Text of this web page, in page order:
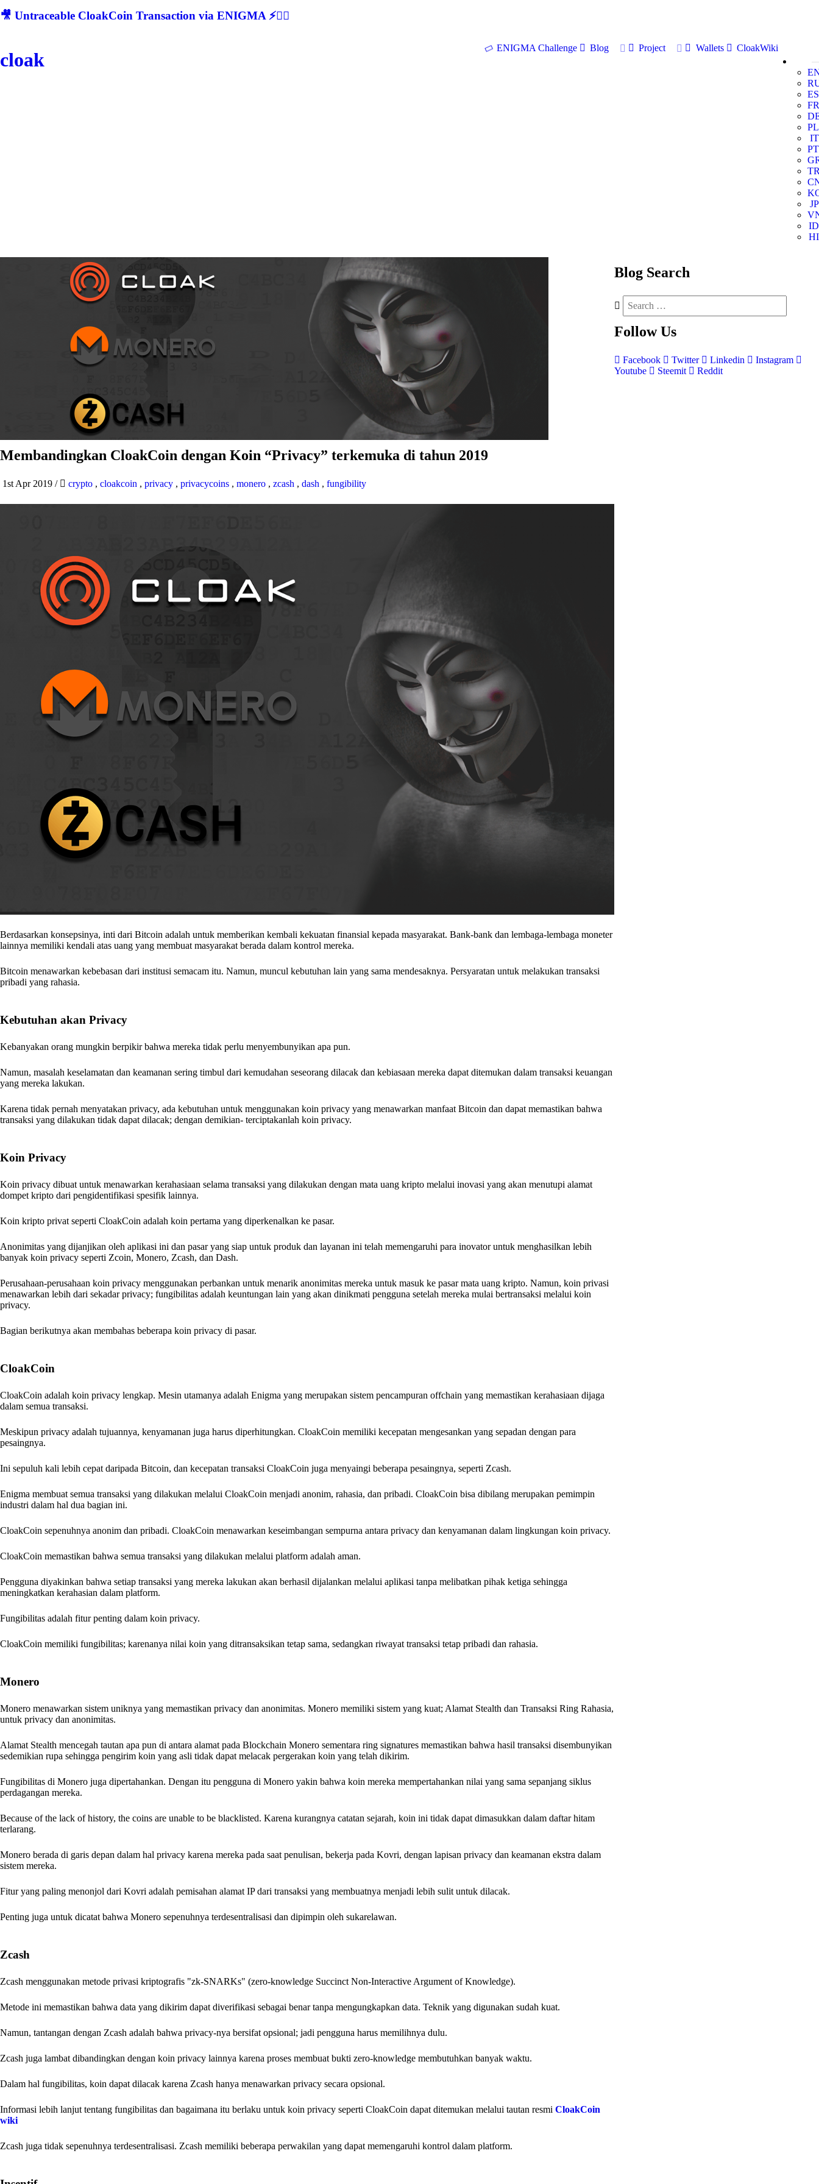
🎥 Untraceable CloakCoin Transaction via ENIGMA ⚡🕵‍♂
cloak
ENIGMA Challenge Blog Project Wallets
CloakWiki
ES
FR
PL
IT
PT
JP
ID
HI
Membandingkan CloakCoin dengan Koin “Privacy” terkemuka di tahun 2019
1st Apr 2019 / crypto , cloakcoin , privacy , privacycoins , monero , zcash , dash , fungibility
Berdasarkan konsepsinya, inti dari Bitcoin adalah untuk memberikan kembali kekuatan finansial kepada masyarakat. Bank-bank dan lembaga-lembaga moneter
lainnya memiliki kendali atas uang yang membuat masyarakat berada dalam kontrol mereka.
Bitcoin menawarkan kebebasan dari institusi semacam itu. Namun, muncul kebutuhan lain yang sama mendesaknya. Persyaratan untuk melakukan transaksi
pribadi yang rahasia.
Kebutuhan akan Privacy
Kebanyakan orang mungkin berpikir bahwa mereka tidak perlu menyembunyikan apa pun.
Namun, masalah keselamatan dan keamanan sering timbul dari kemudahan seseorang dilacak dan kebiasaan mereka dapat ditemukan dalam transaksi keuangan
yang mereka lakukan.
Karena tidak pernah menyatakan privacy, ada kebutuhan untuk menggunakan koin privacy yang menawarkan manfaat Bitcoin dan dapat memastikan bahwa
transaksi yang dilakukan tidak dapat dilacak; dengan demikian- terciptakanlah koin privacy.
Koin Privacy
Koin privacy dibuat untuk menawarkan kerahasiaan selama transaksi yang dilakukan dengan mata uang kripto melalui inovasi yang akan menutupi alamat
dompet kripto dari pengidentifikasi spesifik lainnya.
Koin kripto privat seperti CloakCoin adalah koin pertama yang diperkenalkan ke pasar.
Anonimitas yang dijanjikan oleh aplikasi ini dan pasar yang siap untuk produk dan layanan ini telah memengaruhi para inovator untuk menghasilkan lebih
banyak koin privacy seperti Zcoin, Monero, Zcash, dan Dash.
Perusahaan-perusahaan koin privacy menggunakan perbankan untuk menarik anonimitas mereka untuk masuk ke pasar mata uang kripto. Namun, koin privasi
menawarkan lebih dari sekadar privacy; fungibilitas adalah keuntungan lain yang akan dinikmati pengguna setelah mereka mulai bertransaksi melalui koin
privacy.
Bagian berikutnya akan membahas beberapa koin privacy di pasar.
CloakCoin
CloakCoin adalah koin privacy lengkap. Mesin utamanya adalah Enigma yang merupakan sistem pencampuran offchain yang memastikan kerahasiaan dijaga
dalam semua transaksi.
Meskipun privacy adalah tujuannya, kenyamanan juga harus diperhitungkan. CloakCoin memiliki kecepatan mengesankan yang sepadan dengan para
pesaingnya.
Ini sepuluh kali lebih cepat daripada Bitcoin, dan kecepatan transaksi CloakCoin juga menyaingi beberapa pesaingnya, seperti Zcash.
Enigma membuat semua transaksi yang dilakukan melalui CloakCoin menjadi anonim, rahasia, dan pribadi. CloakCoin bisa dibilang merupakan pemimpin
industri dalam hal dua bagian ini.
CloakCoin sepenuhnya anonim dan pribadi. CloakCoin menawarkan keseimbangan sempurna antara privacy dan kenyamanan dalam lingkungan koin privacy.
CloakCoin memastikan bahwa semua transaksi yang dilakukan melalui platform adalah aman.
Pengguna diyakinkan bahwa setiap transaksi yang mereka lakukan akan berhasil dijalankan melalui aplikasi tanpa melibatkan pihak ketiga sehingga
meningkatkan kerahasian dalam platform.
Fungibilitas adalah fitur penting dalam koin privacy.
CloakCoin memiliki fungibilitas; karenanya nilai koin yang ditransaksikan tetap sama, sedangkan riwayat transaksi tetap pribadi dan rahasia.
Monero
Monero menawarkan sistem uniknya yang memastikan privacy dan anonimitas. Monero memiliki sistem yang kuat; Alamat Stealth dan Transaksi Ring Rahasia,
untuk privacy dan anonimitas.
Alamat Stealth mencegah tautan apa pun di antara alamat pada Blockchain Monero sementara ring signatures memastikan bahwa hasil transaksi disembunyikan
sedemikian rupa sehingga pengirim koin yang asli tidak dapat melacak pergerakan koin yang telah dikirim.
Fungibilitas di Monero juga dipertahankan. Dengan itu pengguna di Monero yakin bahwa koin mereka mempertahankan nilai yang sama sepanjang siklus
perdagangan mereka.
Because of the lack of history, the coins are unable to be blacklisted. Karena kurangnya catatan sejarah, koin ini tidak dapat dimasukkan dalam daftar hitam
terlarang.
Monero berada di garis depan dalam hal privacy karena mereka pada saat penulisan, bekerja pada Kovri, dengan lapisan privacy dan keamanan ekstra dalam
sistem mereka.
Fitur yang paling menonjol dari Kovri adalah pemisahan alamat IP dari transaksi yang membuatnya menjadi lebih sulit untuk dilacak.
Penting juga untuk dicatat bahwa Monero sepenuhnya terdesentralisasi dan dipimpin oleh sukarelawan.
Zcash
Zcash menggunakan metode privasi kriptografis "zk-SNARKs" (zero-knowledge Succinct Non-Interactive Argument of Knowledge).
Metode ini memastikan bahwa data yang dikirim dapat diverifikasi sebagai benar tanpa mengungkapkan data. Teknik yang digunakan sudah kuat.
Namun, tantangan dengan Zcash adalah bahwa privacy-nya bersifat opsional; jadi pengguna harus memilihnya dulu.
Zcash juga lambat dibandingkan dengan koin privacy lainnya karena proses membuat bukti zero-knowledge membutuhkan banyak waktu.
Dalam hal fungibilitas, koin dapat dilacak karena Zcash hanya menawarkan privacy secara opsional.
Informasi lebih lanjut tentang fungibilitas dan bagaimana itu berlaku untuk koin privacy seperti CloakCoin dapat ditemukan melalui tautan resmi CloakCoin
wiki
Zcash juga tidak sepenuhnya terdesentralisasi. Zcash memiliki beberapa perwakilan yang dapat memengaruhi kontrol dalam platform.
Blog Search
Follow Us
Facebook Twitter Linkedin
Instagram
Youtube
Steemit Reddit